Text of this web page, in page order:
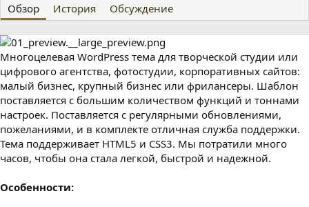
т
о
р
т
а
с
о
з
д
а
н
и
я
Обзор История Обсуждение
Многоцелевая WordPress тема для творческой студии или
цифрового агентства, фотостудии, корпоративных сайтов:
малый бизнес, крупный бизнес или фрилансеры. Шаблон
поставляется с большим количеством функций и тоннами
настроек. Поставляется с регулярными обновлениями,
пожеланиями, и в комплекте отличная служба поддержки.
Тема поддерживает HTML5 и CSS3. Мы потратили много
часов, чтобы она стала легкой, быстрой и надежной.
Особенности: